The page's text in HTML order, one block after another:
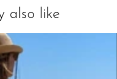
also like